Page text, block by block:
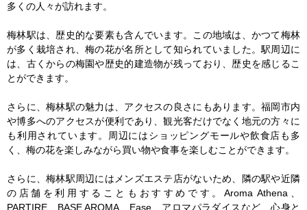
多くの人々が訪れます。
梅林駅は、歴史的な要素も含んでいます。この地域は、かつて梅林
が多く栽培され、梅の花が名所として知られていました。駅周辺に
は、古くからの梅園や歴史的建造物が残っており、歴史を感じるこ
とができます。
さらに、梅林駅の魅力は、アクセスの良さにもあります。福岡市内
や博多へのアクセスが便利であり、観光客だけでなく地元の方々に
も利用されています。周辺にはショッピングモールや飲食店も多
く、梅の花を楽しみながら買い物や食事を楽しむことができます。
さらに、梅林駅周辺にはメンズエステ店がないため、隣の駅や近隣
の店舗を利用することもおすすめです。Aroma Athena、
PARTIRE、BASE AROMA、Ease、アロマパラダイスなど、心身と